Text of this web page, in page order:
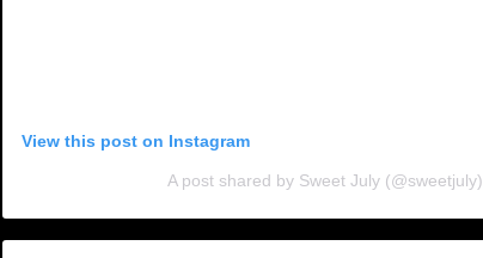
View this post on Instagram
A post shared by Sweet July (@sweetjuly)